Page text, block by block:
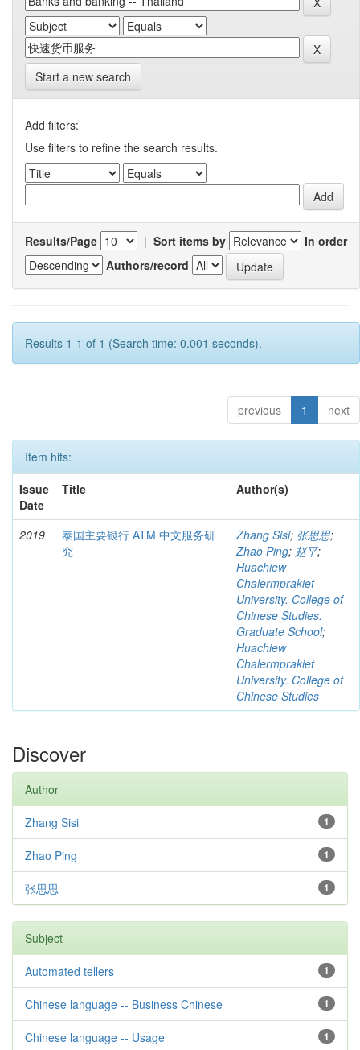
Start a new search
Add filters:
Use filters to refine the search results.
Results/Page | Sort items by
In order
Authors/record
Results 1-1 of 1 (Search time: 0.001 seconds).
previous 1 next
Item hits:
Issue
Date
Title Author(s)
2019
泰国主要银行 ATM 中文服务研
究
Zhang Sisi; 张思思;
Zhao Ping; 赵平;
Huachiew
Chalermprakiet
University. College of
Chinese Studies.
Graduate School;
Huachiew
Chalermprakiet
University. College of
Chinese Studies
Discover
Author
1
Zhang Sisi
1
Zhao Ping
1
张思思
Subject
1
Automated tellers
1
Chinese language -- Business Chinese
1
Chinese language -- Usage